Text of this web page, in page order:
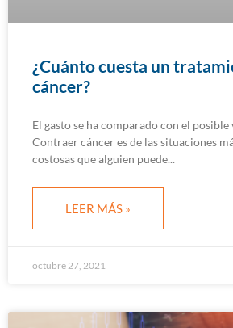
¿Cuánto cuesta un
cáncer?
El gasto se ha comparado con el posible
Contraer cáncer es de las situaciones
costosas que alguien puede
LEER MÁS »
octubre 27, 2021